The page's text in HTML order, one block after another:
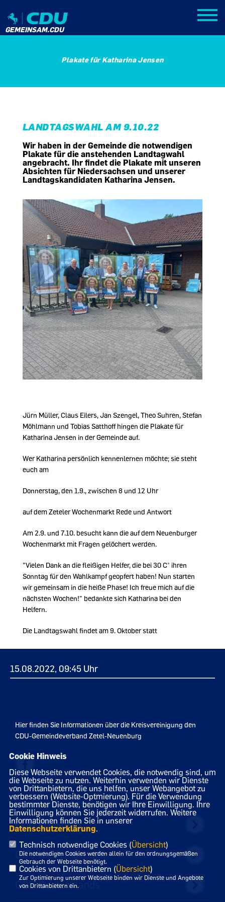
GEMEINSAM.CDU
Plakate für Katharina Jensen
LANDTAGSWAHL AM 9.10.22
Wir haben in der Gemeinde die notwendigen
Plakate für die anstehenden Landtagwahl
angebracht. Ihr findet die Plakate mit unseren
Absichten für Niedersachsen und unserer
Landtagskandidaten Katharina Jensen.
Jürn Müller, Claus Eilers, Jan Szengel, Theo Suhren, Stefan
Möhlmann und Tobias Satthoff hingen die Plakate für
Katharina Jensen in der Gemeinde auf.
Wer Katharina persönlich kennenlernen möchte; sie steht
euch am
Donnerstag, den 1.9., zwischen 8 und 12 Uhr
auf dem Zeteler Wochenmarkt Rede und Antwort
Am 2.9. und 7.10. besucht kann die auf dem Neuenburger
Wochenmarkt mit Fragen gelöchert werden.
"Vielen Dank an die fleißigen Helfer, die bei 30 C° ihren
Sonntag für den Wahlkampf geopfert haben! Nun starten
wir gemeinsam in die heiße Phase! Ich freue mich auf die
nächsten Wochen!" bedankte sich Katharina bei den
Helfern.
Die Landtagswahl findet am 9. Oktober statt
15.08.2022, 09:45 Uhr
Hier finden Sie Informationen über die Kreisvereinigung den
CDU-Gemeindeverband Zetel-Neuenburg
IMPRESSUM DATENSCHUTZ KONTAKT
CDU Friesland
CDU Niedersachsen
CDU Deutschlands
Cookie Hinweis
Diese Webseite verwendet Cookies, die notwendig sind, um
die Webseite zu nutzen. Weiterhin verwenden wir Dienste
von Drittanbietern, die uns helfen, unser Webangebot zu
verbessern (Website-Optmierung). Für die Verwendung
bestimmter Dienste, benötigen wir Ihre Einwilligung. Ihre
Einwilligung können Sie jederzeit widerrufen. Weitere
Informationen finden Sie in unserer
Datenschutzerklärung.
Technisch notwendige Cookies (Übersicht)
Die notwendigen Cookies werden allein für den ordnungsgemäßen
Gebrauch der Webseite benötigt.
Cookies von Drittanbietern (Übersicht)
Zur Optimierung unserer Webseite binden wir Dienste und Angebote
von Drittanbietern ein.